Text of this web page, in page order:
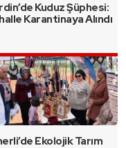
Kuduz Şüphesi:
Karantinaya Alındı
Ekolojik Tarım